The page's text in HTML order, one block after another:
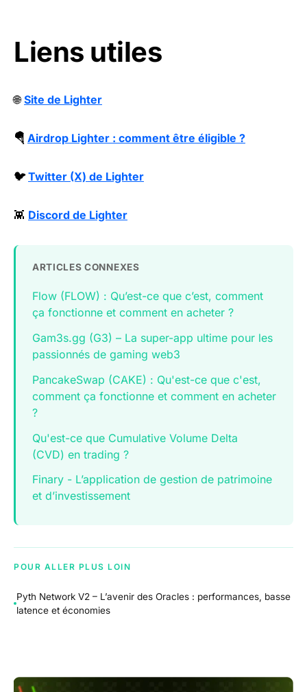
Liens utiles
🌐Site de Lighter
🪂 Airdrop Lighter : comment être éligible ?
🐦Twitter (X) de Lighter
👾 Discord de Lighter
ARTICLES CONNEXES
Flow (FLOW) : Qu’est-ce que c’est, comment
ça fonctionne et comment en acheter ?
Gam3s.gg (G3) – La super-app ultime pour les
passionnés de gaming web3
PancakeSwap (CAKE) : Qu'est-ce que c'est,
comment ça fonctionne et comment en acheter
?
Qu'est-ce que Cumulative Volume Delta
(CVD) en trading ?
Finary - L’application de gestion de patrimoine
et d’investissement
POUR ALLER PLUS LOIN
Pyth Network V2 – L’avenir des Oracles : performances, basse
latence et économies